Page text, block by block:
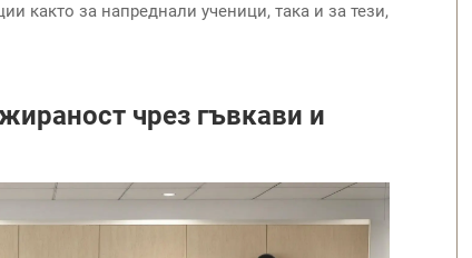
както за напреднали ученици, така и за тези,
чрез гъвкави и